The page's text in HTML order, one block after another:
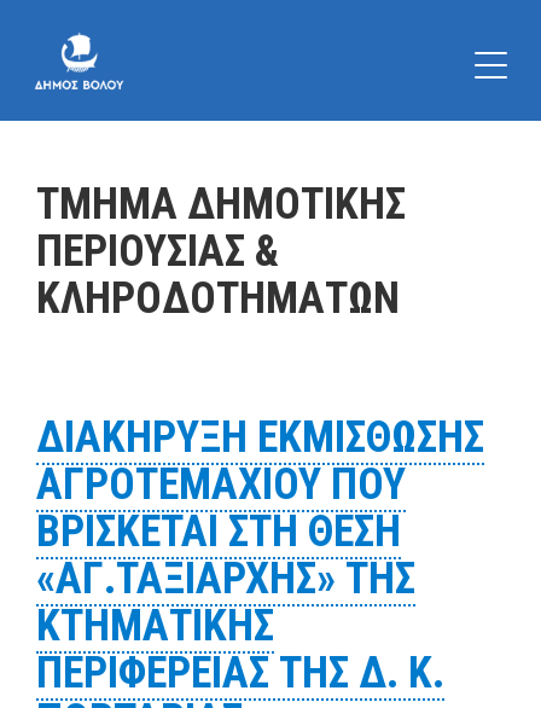
ΤΜΗΜΑ ΔΗΜΟΤΙΚΗΣ
ΠΕΡΙΟΥΣΙΑΣ &
ΚΛΗΡΟΔΟΤΗΜΑΤΩΝ
ΔΙΑΚΗΡΥΞΗ ΕΚΜΙΣΘΩΣΗΣ
ΑΓΡΟΤΕΜΑΧΙΟΥ ΠΟΥ
ΒΡΙΣΚΕΤΑΙ ΣΤΗ ΘΕΣΗ
«ΑΓ.ΤΑΞΙΑΡΧΗΣ» ΤΗΣ
ΚΤΗΜΑΤΙΚΗΣ
ΠΕΡΙΦΕΡΕΙΑΣ ΤΗΣ Δ. Κ.